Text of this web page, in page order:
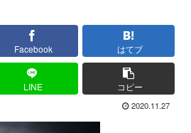
Facebook はてブ
LINE コピー
2020.11.27